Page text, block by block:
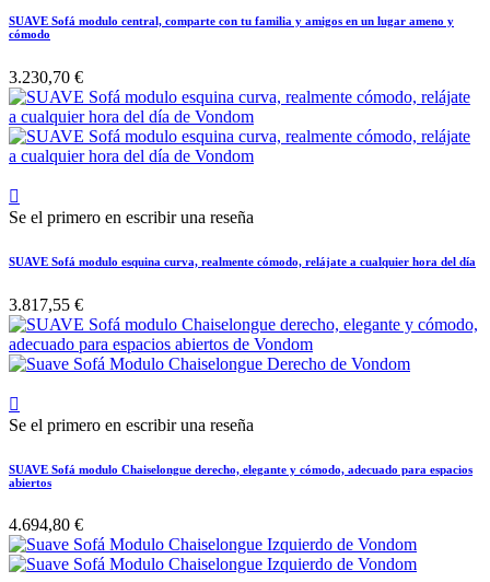
SUAVE Sofá modulo central, comparte con tu familia y amigos en un lugar ameno y
cómodo
3.230,70 €

Se el primero en escribir una reseña
SUAVE Sofá modulo esquina curva, realmente cómodo, relájate a cualquier hora del día
3.817,55 €

Se el primero en escribir una reseña
SUAVE Sofá modulo Chaiselongue derecho, elegante y cómodo, adecuado para espacios
abiertos
4.694,80 €